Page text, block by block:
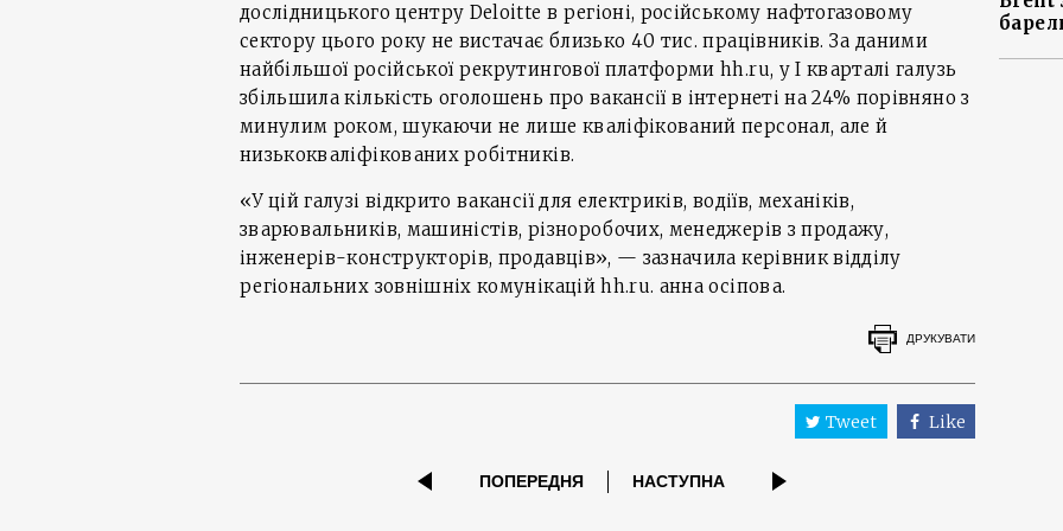
дослідницького центру Deloitte в регіоні, російському нафтогазовому
сектору цього року не вистачає близько 40 тис. працівників. За даними
найбільшої російської рекрутингової платформи hh.ru, у І кварталі галузь
збільшила кількість оголошень про вакансії в інтернеті на 24% порівняно з
минулим роком, шукаючи не лише кваліфікований персонал, але й
низькокваліфікованих робітників.
«У цій галузі відкрито вакансії для електриків, водіїв, механіків,
зварювальників, машиністів, різноробочих, менеджерів з продажу,
інженерів-конструкторів, продавців», — зазначила керівник відділу
регіональних зовнішніх комунікацій hh.ru. анна осіпова.
ДРУКУВАТИ
Tweet Like
ПОПЕРЕДНЯ НАСТУПНА